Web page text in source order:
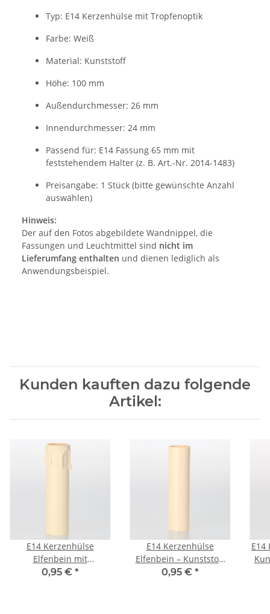
Typ: E14 Kerzenhülse mit Tropfenoptik
Farbe: Weiß
Material: Kunststoff
Höhe: 100 mm
Außendurchmesser: 26 mm
Innendurchmesser: 24 mm
Passend für: E14 Fassung 65 mm mit
feststehendem Halter (z. B. Art.-Nr. 2014-1483)
Preisangabe: 1 Stück (bitte gewünschte Anzahl
auswählen)
Hinweis:
Der auf den Fotos abgebildete Wandnippel, die
Fassungen und Leuchtmittel sind nicht im
Lieferumfang enthalten und dienen lediglich als
Anwendungsbeispiel.
Kunden kauften dazu folgende
Artikel:
E14 Kerzenhülse
Elfenbein mit
Tropfenoptik –
0,95 € *
E14 Kerzenhülse
Elfenbein – Kunststoff
100 mm für
0,95 € *
E14